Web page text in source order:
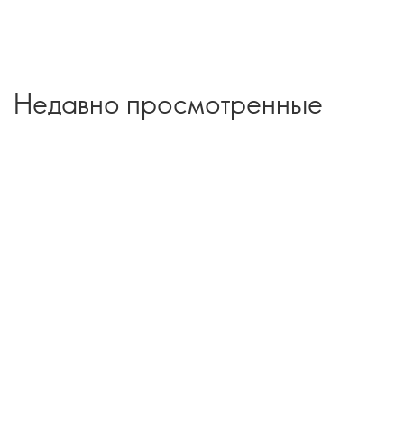
Недавно просмотренные